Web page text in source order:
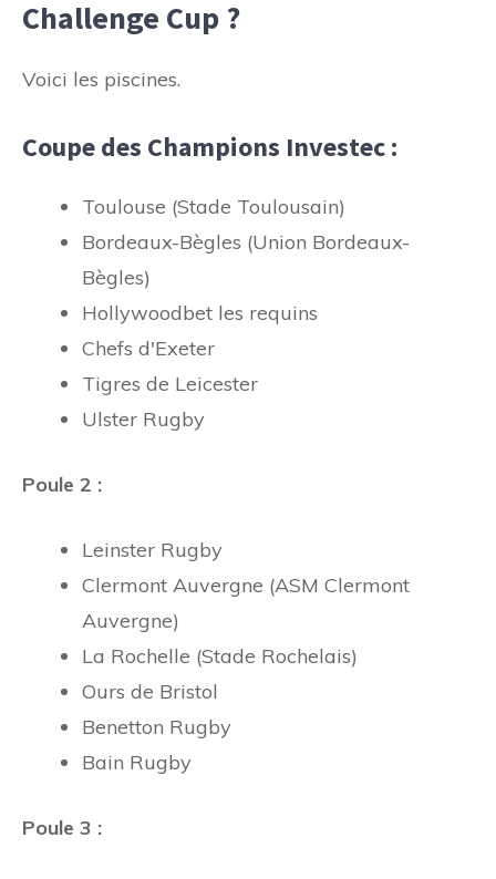
Challenge Cup ?
Voici les piscines.
Coupe des Champions Investec :
Toulouse (Stade Toulousain)
Bordeaux-Bègles (Union Bordeaux-
Bègles)
Hollywoodbet les requins
Chefs d'Exeter
Tigres de Leicester
Ulster Rugby
Poule 2 :
Leinster Rugby
Clermont Auvergne (ASM Clermont
Auvergne)
La Rochelle (Stade Rochelais)
Ours de Bristol
Benetton Rugby
Bain Rugby
Poule 3 :